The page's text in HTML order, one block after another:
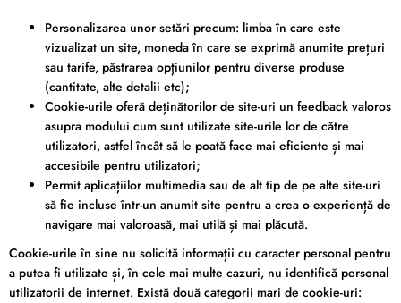
Personalizarea unor setări precum: limba în care este
vizualizat un site, moneda în care se exprimă anumite prețuri
sau tarife, păstrarea opțiunilor pentru diverse produse
(cantitate, alte detalii etc);
Cookie-urile oferă deținătorilor de site-uri un feedback valoros
asupra modului cum sunt utilizate site-urile lor de către
utilizatori, astfel încât să le poată face mai eficiente și mai
accesibile pentru utilizatori;
Permit aplicațiilor multimedia sau de alt tip de pe alte site-uri
să fie incluse într-un anumit site pentru a crea o experiență de
navigare mai valoroasă, mai utilă și mai plăcută.
Cookie-urile în sine nu solicită informații cu caracter personal pentru
a putea fi utilizate și, în cele mai multe cazuri, nu identifică personal
utilizatorii de internet. Există două categorii mari de cookie-uri: